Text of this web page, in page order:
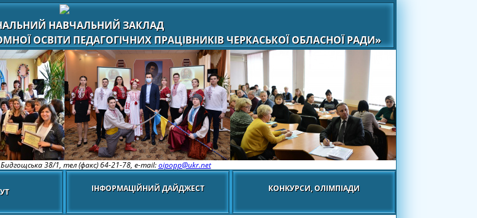
НАВЧАЛЬНИЙ ЗАКЛАД
ОСВІТИ ПЕДАГОГІЧНИХ ПРАЦІВНИКІВ ЧЕРКАСЬКОЇ ОБЛАСНОЇ РАДИ»
38/1, тел (факс) 64-21-78, e-mail:oipopp@ukr.net
ІНФОРМАЦІЙНИЙ ДАЙДЖЕСТ КОНКУРСИ, ОЛІМПІАДИ